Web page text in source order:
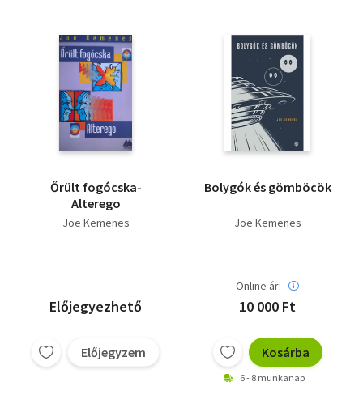
Őrült fogócska-
Alterego
Joe Kemenes
Előjegyezhető
Előjegyzem
Bolygók és gömböcök
Joe Kemenes
Online ár:
10 000 Ft
Kosárba
6 - 8 munkanap